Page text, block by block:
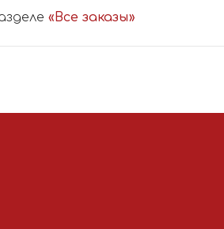
«Все заказы»